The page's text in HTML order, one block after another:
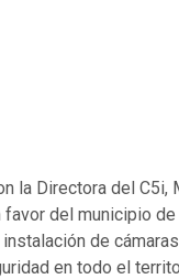
la Directora del C5i,
del municipio
de
en todo el